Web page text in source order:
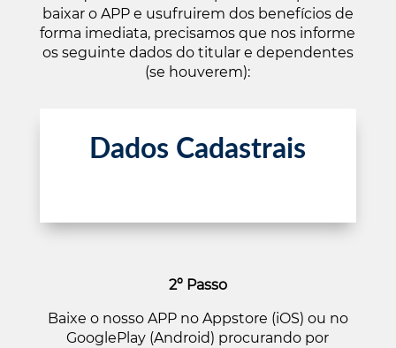
baixar o APP e usufruirem dos benefícios de
forma imediata, precisamos que nos informe
os seguinte dados do titular e dependentes
(se houverem):
Dados Cadastrais
2º Passo
Baixe o nosso APP no Appstore (iOS) ou no
GooglePlay (Android) procurando por